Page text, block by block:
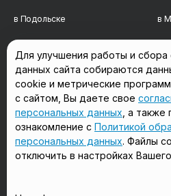
в Подольске в
в Сергиевом Посаде в
в Красногорске в
в Домодедово в
Мы в соцсетях
Для улучшения работы и сбора
данных сайта собираются
cookie и метрические
с сайтом, Вы даете свое
персональных данных , а
ознакомление с Политикой
персональных данных. Файлы
отключить в настройках